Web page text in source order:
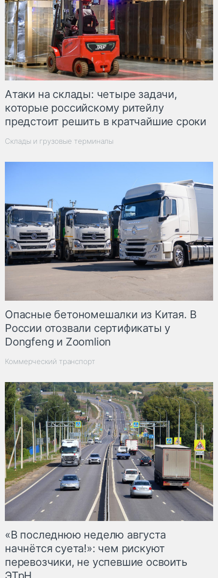
Атаки на склады: четыре задачи,
которые российскому ритейлу
предстоит решить в кратчайшие сроки
Склады и грузовые терминалы
Опасные бетономешалки из Китая. В
России отозвали сертификаты у
Dongfeng и Zoomlion
Коммерческий транспорт
«В последнюю неделю августа
начнётся суета!»: чем рискуют
перевозчики, не успевшие освоить